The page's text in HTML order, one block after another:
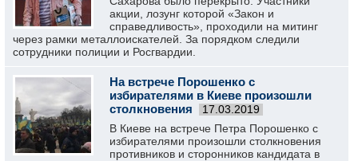
акции, лозунг которой «Закон и
справедливость», проходили на митинг
через рамки металлоискателей. За порядком следили
сотрудники полиции и Росгвардии.
На встрече Порошенко с
избирателями в Киеве произошли
столкновения
17.03.2019
В Киеве на встрече Петра Порошенко с
избирателями произошли столкновения
противников и сторонников кандидата в